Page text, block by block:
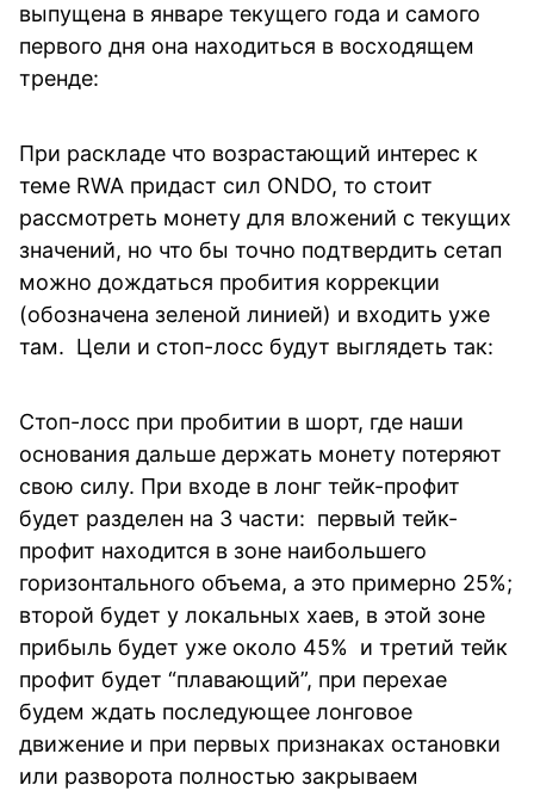
выпущена в январе текущего года и самого
первого дня она находиться в восходящем
тренде:
При раскладе что возрастающий интерес к
теме RWA придаст сил ONDO, то стоит
рассмотреть монету для вложений с текущих
значений, но что бы точно подтвердить сетап
можно дождаться пробития коррекции
(обозначена зеленой линией) и входить уже
там. Цели и стоп-лосс будут выглядеть так:
Стоп-лосс при пробитии в шорт, где наши
основания дальше держать монету потеряют
свою силу. При входе в лонг тейк-профит
будет разделен на 3 части: первый тейк-
профит находится в зоне наибольшего
горизонтального объема, а это примерно 25%;
второй будет у локальных хаев, в этой зоне
прибыль будет уже около 45% и третий тейк
профит будет “плавающий”, при перехае
будем ждать последующее лонговое
движение и при первых признаках остановки
или разворота полностью закрываем